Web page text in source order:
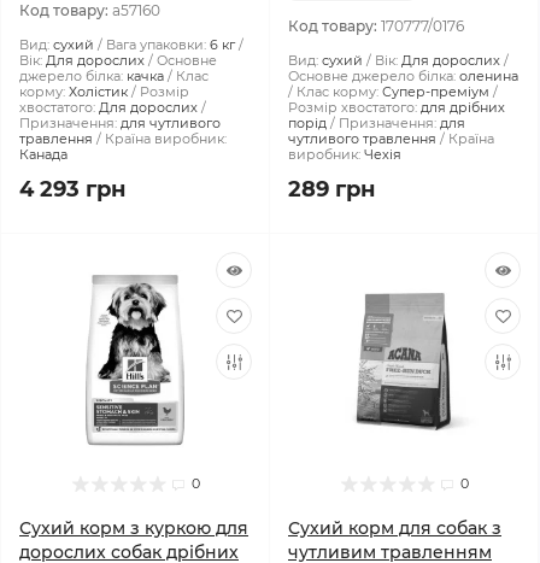
Код товару: a57160
Вид: сухий Вага упаковки: 6 кг
Вік: Для дорослих
Основне
джерело білка: качка
Клас
корму: Холістик
Розмір
хвостатого: Для дорослих
Призначення: для чутливого
травлення
Країна виробник:
Канада
4 293 грн
Код товару: 170777/0176
Вид: сухий Вік: Для дорослих
Основне джерело білка: оленина
Клас корму: Супер-преміум
Розмір хвостатого: для дрібних
порід
Призначення: для
чутливого травлення
Країна
виробник: Чехія
289 грн
0
Сухий корм з куркою для
дорослих собак дрібних
0
Сухий корм для собак з
чутливим травленням